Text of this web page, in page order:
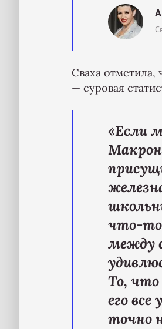
Сваха отметила,
— суровая
«Если
что-то
между
То,
его
точно